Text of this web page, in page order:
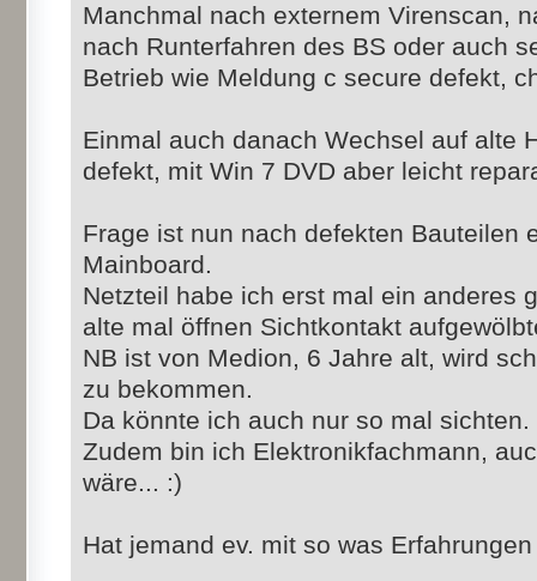
Manchmal nach externem Virenscan,
nach Runterfahren des BS oder auch
Betrieb wie Meldung c secure defekt,
Einmal auch danach Wechsel auf alte
defekt, mit Win 7 DVD aber leicht
Frage ist nun nach defekten Bauteilen
Mainboard.
Netzteil habe ich erst mal ein anderes
alte mal öffnen Sichtkontakt
NB ist von Medion, 6 Jahre alt, wird
zu bekommen.
Da könnte ich auch nur so mal sichten.
Zudem bin ich Elektronikfachmann,
wäre... :)
Hat jemand ev. mit so was